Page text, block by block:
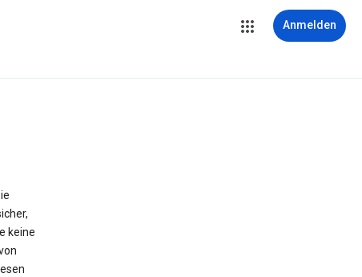
Anmelden
keine